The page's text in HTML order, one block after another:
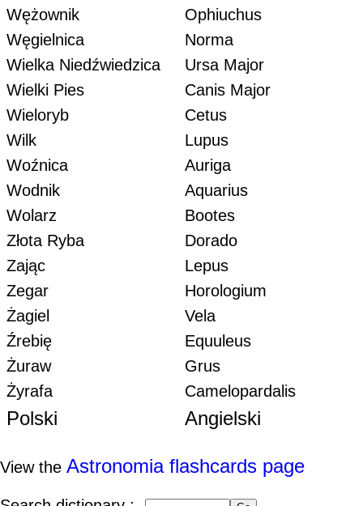
Wężownik
Ophiuchus
Węgielnica
Norma
Wielka Niedźwiedzica
Ursa Major
Wielki Pies
Canis Major
Wieloryb
Cetus
Wilk
Lupus
Woźnica
Auriga
Wodnik
Aquarius
Wolarz
Bootes
Złota Ryba
Dorado
Zając
Lepus
Zegar
Horologium
Żagiel
Vela
Źrebię
Equuleus
Żuraw
Grus
Żyrafa
Camelopardalis
Polski Angielski
View the Astronomia flashcards page